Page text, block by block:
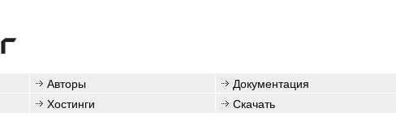
Авторы
Документация
Хостинги Скачать